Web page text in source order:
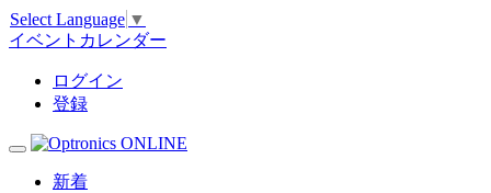
Select Language ▼
イベントカレンダー
ログイン
登録
新着